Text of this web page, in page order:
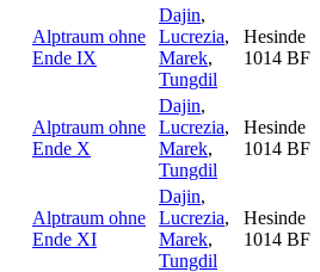
Alptraum ohne
Ende IX
Dajin,
Lucrezia,
Marek,
Tungdil
Hesinde
1014 BF
Alptraum ohne
Ende X
Dajin,
Lucrezia,
Marek,
Tungdil
Hesinde
1014 BF
Alptraum ohne
Ende XI
Dajin,
Lucrezia,
Marek,
Tungdil
Hesinde
1014 BF